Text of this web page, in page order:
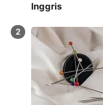
Inggris